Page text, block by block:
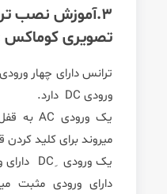
3.آموزش نصب
تصویری کوماکس
ورودی DC دارد.
میروند برای کلید
دارای ورودی مثبت